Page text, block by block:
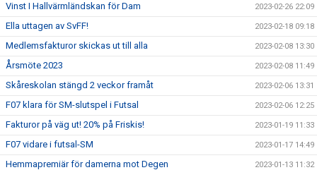
Vinst I Hallvärmländskan för Dam 2023-02-26 22:09
Ella uttagen av SvFF! 2023-02-18 09:18
Medlemsfakturor skickas ut till alla 2023-02-08 13:30
Årsmöte 2023 2023-02-08 11:49
Skåreskolan stängd 2 veckor framåt 2023-02-06 13:31
F07 klara för SM-slutspel i Futsal 2023-02-06 12:25
Fakturor på väg ut! 20% på Friskis! 2023-01-19 11:33
F07 vidare i futsal-SM 2023-01-17 14:49
Hemmapremiär för damerna mot Degen 2023-01-13 11:32